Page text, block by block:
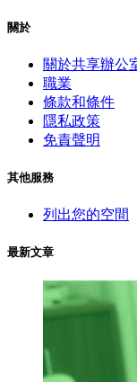
關於
關於共享辦公
職業
條款和條件
隱私政策
免責聲明
其他服務
列出您的空間
最新文章